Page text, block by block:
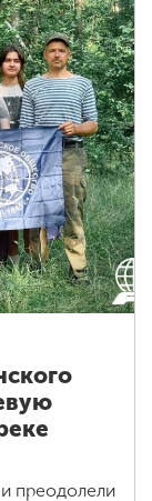
преодолели